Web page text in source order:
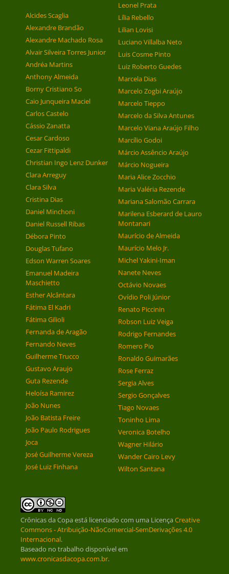
Alcides Scaglia
Alexandre Brandão
Alexandre Machado Rosa
Alvair Silveira Torres Junior
Andréa Martins
Anthony Almeida
Borny Cristiano So
Caio Junqueira Maciel
Carlos Castelo
Cássio Zanatta
Cesar Cardoso
Cezar Fittipaldi
Christian Ingo Lenz Dunker
Clara Arreguy
Clara Silva
Cristina Dias
Daniel Minchoni
Daniel Russell Ribas
Débora Pinto
Douglas Tufano
Edson Warren Soares
Emanuel Madeira
Maschietto
Esther Alcântara
Fátima El Kadri
Fátima Gilioli
Fernanda de Aragão
Fernando Neves
Guilherme Trucco
Gustavo Araujo
Guta Rezende
Heloísa Ramirez
João Nunes
João Batista Freire
João Paulo Rodrigues
Joca
José Guilherme Vereza
José Luiz Finhana
Leonel Prata
Lília Rebello
Lilian Lovisi
Luciano Villalba Neto
Luis Cosme Pinto
Luiz Roberto Guedes
Marcela Dias
Marcelo Zogbi Araújo
Marcelo Tieppo
Marcelo da Silva Antunes
Marcelo Viana Araújo Filho
Marcílio Godoi
Márcio Assêncio Araújo
Márcio Nogueira
Maria Alice Zocchio
Maria Valéria Rezende
Mariana Salomão Carrara
Marilena Esberard de Lauro
Montanari
Maurício de Almeida
Maurício Melo Jr.
Michel Yakini-Iman
Nanete Neves
Octávio Novaes
Ovídio Poli Júnior
Renato Piccinin
Robson Luiz Veiga
Rodrigo Fernandes
Romero Pio
Ronaldo Guimarães
Rose Ferraz
Sergia Alves
Sergio Gonçalves
Tiago Novaes
Toninho Lima
Veronica Botelho
Wagner Hilário
Wander Cairo Levy
Wilton Santana
Crônicas da Copaestá licenciado com uma LicençaCreative
Commons - Atribuição-NãoComercial-SemDerivações 4.0
Internacional.
Baseado no trabalho disponível em
www.cronicasdacopa.com.br.